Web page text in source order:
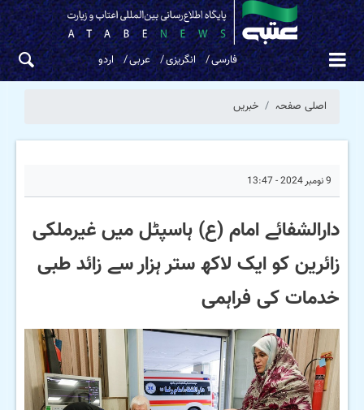
فارسی انگریزی عربی اردو
اصلی صفحہ خبریں
9 نومبر 2024 - 13:47
دارالشفائے امام (ع) ہاسپٹل میں غیرملکی
زائرین کو ایک لاکھ ستر ہزار سے زائد طبی
خدمات کی فراہمی